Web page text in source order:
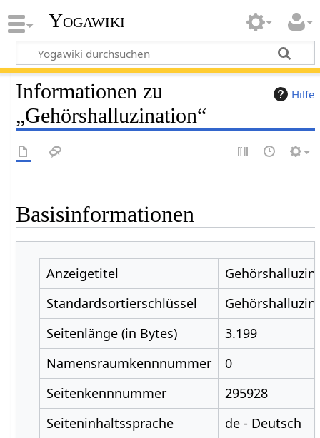
Yogawiki
Hilfe
Informationen zu
„Gehörshalluzination“
Basisinformationen
Anzeigetitel
Standardsortierschlüssel
Seitenlänge (in Bytes)
3.199
Namensraumkennnummer
0
Seitenkennnummer
295928
Seiteninhaltssprache
de - Deutsch